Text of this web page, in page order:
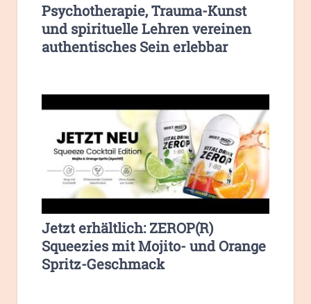
Psychotherapie, Trauma-Kunst
und spirituelle Lehren vereinen
authentisches Sein erlebbar
Jetzt erhältlich: ZEROP(R)
Squeezies mit Mojito- und Orange
Spritz-Geschmack